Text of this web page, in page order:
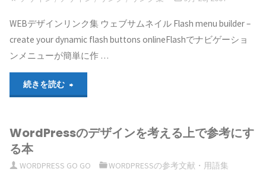
WEBデザインリンク集 ウェブサムネイル Flash menu builder –
create your dynamic flash buttons onlineFlashでナビゲーショ
ンメニューが簡単に作 …
続きを読む
イ
WordPressのデザインを考える上で参考にす
る本
WORDPRESS GO GO
WORDPRESSの参考文献・用語集